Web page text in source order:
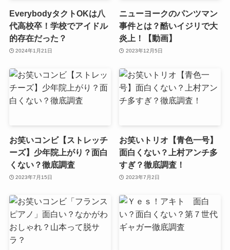
EverybodyタクトOKは八
代高校卒！学校でアイドル
的存在だった？
2024年1月21日
ニューヨークのパンツマン
事件とは？酷いイジリで大
炎上！【動画】
2023年12月5日
お笑いコンビ【ストレッチ
ーズ】少年院上がり？面白
くない？徹底調査
2023年7月15日
お笑いトリオ【青色一号】
面白くない？上村アンチ多
すぎ？徹底調査！
2023年7月2日